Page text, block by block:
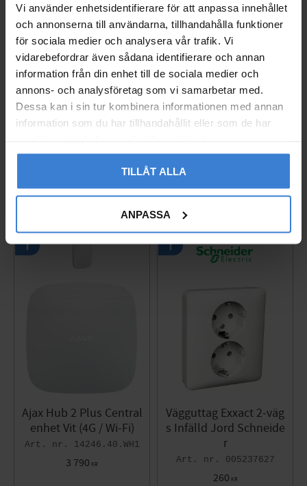
Vi använder enhetsidentifierare för att anpassa innehållet
och annonserna till användarna, tillhandahålla funktioner
för sociala medier och analysera vår trafik. Vi
vidarebefordrar även sådana identifierare och annan
information från din enhet till de sociala medier och
annons- och analysföretag som vi samarbetar med.
Dessa kan i sin tur kombinera informationen med annan
information som du har tillhandahållit eller som de har
TILLÅT ALLA
ANPASSA
Du
Populära produkter
Ajax Hub 2 Plus Central
enhet Vit (4G / Wi-Fi)
14246.40.WH1
3 790 KR
Vägguttag Exxact 2-väg
s Infälld Jord Schneide
r
005237627
260 KR